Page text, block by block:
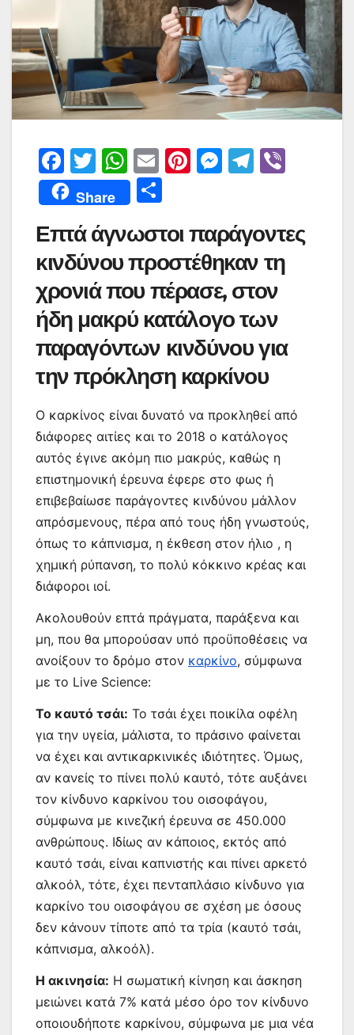
F
a
c
e
b
o
o
k
T
w
itt
er
W
h
at
s
A
p
p
E
m
ai
l
Pi
e
st
M
s
e
n
g
er
T
gr
a
m
Share
ρ
α
σ
τε
ίτ
ε
Επτά άγνωστοι παράγοντες
κινδύνου προστέθηκαν τη
χρονιά που πέρασε, στον
ήδη μακρύ κατάλογο των
παραγόντων κινδύνου για
την πρόκληση καρκίνου
Ο καρκίνος είναι δυνατό να προκληθεί από
διάφορες αιτίες και το 2018 ο κατάλογος
αυτός έγινε ακόμη πιο μακρύς, καθώς η
επιστημονική έρευνα έφερε στο φως ή
επιβεβαίωσε παράγοντες κινδύνου μάλλον
απρόσμενους, πέρα από τους ήδη γνωστούς,
όπως το κάπνισμα, η έκθεση στον ήλιο , η
χημική ρύπανση, το πολύ κόκκινο κρέας και
διάφοροι ιοί.
Ακολουθούν επτά πράγματα, παράξενα και
μη, που θα μπορούσαν υπό προϋποθέσεις να
ανοίξουν το δρόμο στον καρκίνο, σύμφωνα
με το Live Science:
Το καυτό τσάι: Το τσάι έχει ποικίλα οφέλη
για την υγεία, μάλιστα, το πράσινο φαίνεται
να έχει και αντικαρκινικές ιδιότητες. Όμως,
αν κανείς το πίνει πολύ καυτό, τότε αυξάνει
τον κίνδυνο καρκίνου του οισοφάγου,
σύμφωνα με κινεζική έρευνα σε 450.000
ανθρώπους. Ιδίως αν κάποιος, εκτός από
καυτό τσάι, είναι καπνιστής και πίνει αρκετό
αλκοόλ, τότε, έχει πενταπλάσιο κίνδυνο για
καρκίνο του οισοφάγου σε σχέση με όσους
δεν κάνουν τίποτε από τα τρία (καυτό τσάι,
κάπνισμα, αλκοόλ).
Η ακινησία: Η σωματική κίνηση και άσκηση
μειώνει κατά 7% κατά μέσο όρο τον κίνδυνο
οποιουδήποτε καρκίνου, σύμφωνα με μια νέα